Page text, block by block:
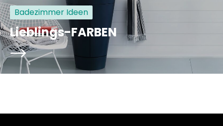
Badezimmer Ideen
Lieblings-FARBEN
arrowRight